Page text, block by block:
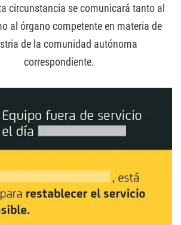
circunstancia se comunicará tanto al
al órgano competente en materia de
de la comunidad autónoma
correspondiente.